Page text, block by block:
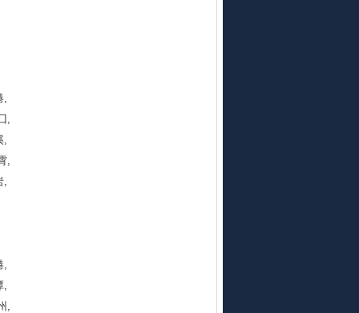
,
,
,
,
,
,
,
,